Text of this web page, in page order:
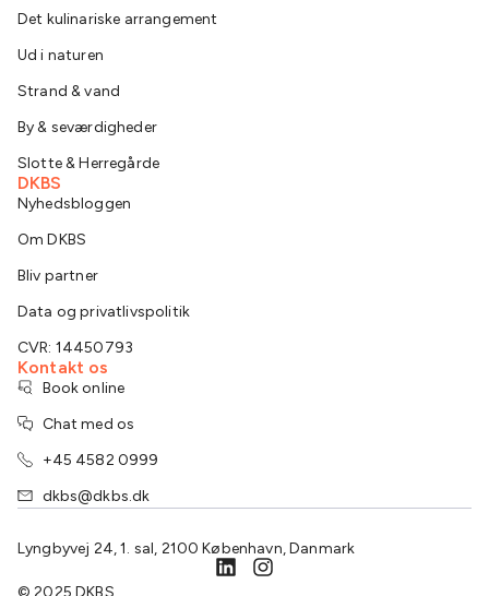
Det kulinariske arrangement
Ud i naturen
Strand & vand
By & seværdigheder
Slotte & Herregårde
DKBS
Nyhedsbloggen
Om DKBS
Bliv partner
Data og privatlivspolitik
CVR: 14450793
Kontakt os
Book online
Chat med os
+45 4582 0999
dkbs@dkbs.dk
Lyngbyvej 24, 1. sal, 2100 København, Danmark